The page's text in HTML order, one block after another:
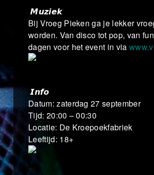
𝙈𝙪𝙯𝙞𝙚𝙠
Bij Vroeg Pieken ga je lekker
worden. Van disco tot pop, van
dagen voor het event in via
𝙄𝙣𝙛𝙤
Datum: zaterdag 27 september
Tijd: 20:00 – 00:30
Locatie: De Kroepoekfabriek
Leeftijd: 18+